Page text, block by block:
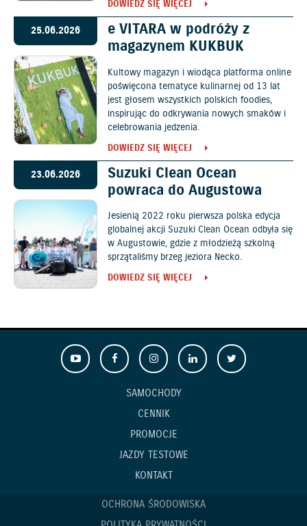
DOWIEDZ SIĘ WIĘCEJ
25.06.2026
e VITARA w podróży z
magazynem KUKBUK
Kultowy magazyn i wiodąca platforma online
poświęcona tematyce kulinarnej od 13 lat
jest głosem wszystkich polskich foodies,
inspirując do odkrywania nowych smaków i
celebrowania jedzenia.
DOWIEDZ SIĘ WIĘCEJ
23.06.2026
Suzuki Clean Ocean
powraca do Augustowa
Jesienią 2022 roku pierwsza polska edycja
globalnej akcji Suzuki Clean Ocean odbyła się
w Augustowie, gdzie z młodzieżą szkolną
sprzątaliśmy brzeg jeziora Necko.
DOWIEDZ SIĘ WIĘCEJ
SAMOCHODY
CENNIK
PROMOCJE
JAZDY TESTOWE
KONTAKT
OCHRONA ŚRODOWISKA